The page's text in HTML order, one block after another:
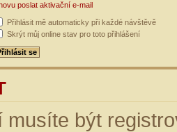
poslat aktivační e-mail
Přihlásit mě automaticky při každé návštěvě
Skrýt můj online stav pro toto přihlášení
musíte být